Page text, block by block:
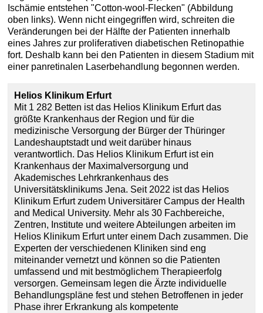
Ischämie entstehen "Cotton-wool-Flecken" (Abbildung
oben links). Wenn nicht eingegriffen wird, schreiten die
Veränderungen bei der Hälfte der Patienten innerhalb
eines Jahres zur proliferativen diabetischen Retinopathie
fort. Deshalb kann bei den Patienten in diesem Stadium mit
einer panretinalen Laserbehandlung begonnen werden.
Helios Klinikum Erfurt
Mit 1 282 Betten ist das Helios Klinikum Erfurt das
größte Krankenhaus der Region und für die
medizinische Versorgung der Bürger der Thüringer
Landeshauptstadt und weit darüber hinaus
verantwortlich. Das Helios Klinikum Erfurt ist ein
Krankenhaus der Maximalversorgung und
Akademisches Lehrkrankenhaus des
Universitätsklinikums Jena. Seit 2022 ist das Helios
Klinikum Erfurt zudem Universitärer Campus der Health
and Medical University. Mehr als 30 Fachbereiche,
Zentren, Institute und weitere Abteilungen arbeiten im
Helios Klinikum Erfurt unter einem Dach zusammen. Die
Experten der verschiedenen Kliniken sind eng
miteinander vernetzt und können so die Patienten
umfassend und mit bestmöglichem Therapieerfolg
versorgen. Gemeinsam legen die Ärzte individuelle
Behandlungspläne fest und stehen Betroffenen in jeder
Phase ihrer Erkrankung als kompetente